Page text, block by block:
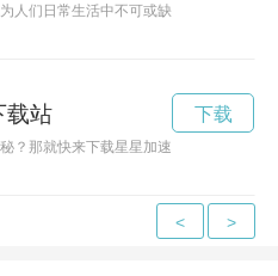
人们日常生活中不可或缺的一部分。为
载站
？那就快来下载星星加速器app吧！这
下载
< >